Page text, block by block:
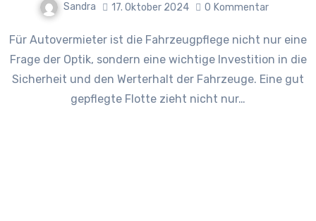
Sandra 17. Oktober 2024 0 Kommentar
Für Autovermieter ist die Fahrzeugpflege nicht nur eine
Frage der Optik, sondern eine wichtige Investition in die
Sicherheit und den Werterhalt der Fahrzeuge. Eine gut
gepflegte Flotte zieht nicht nur…